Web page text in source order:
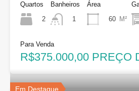
Quartos
2
Banheiros
1
Área
60 M²
Para Venda
R$375.000,00 PREÇO
Em Destaque